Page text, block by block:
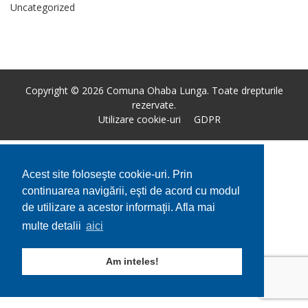
Acest site foloseşte cookie-uri. Prin
continuarea navigării, eşti de acord cu modul
de utilizare a acestor informaţii. Afla mai
multe detalii aici
Am inteles!
Uncategorized
Copyright © 2026 Comuna Ohaba Lunga. Toate drepturile
rezervate.
Utilizare cookie-uri
GDPR